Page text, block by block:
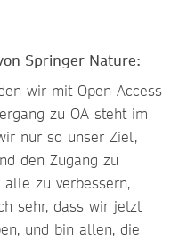
Springer Nature:
wir mit Open Access
zu OA steht im
nur so unser Ziel,
den Zugang zu
zu verbessern,
sehr, dass wir jetzt
und bin allen, die